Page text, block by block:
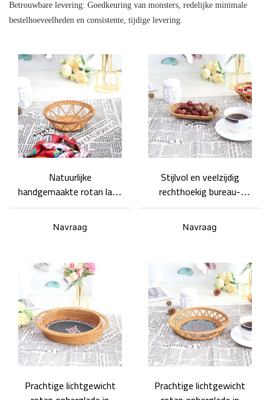
Betrouwbare levering: Goedkeuring van monsters, redelijke minimale
bestelhoeveelheden en consistente, tijdige levering.
Natuurlijke
handgemaakte rotan lade
ademende desktop kleine
fruitmand geweven lade
aanpasbaar
Navraag
Stijlvol en veelzijdig
rechthoekig bureau-
opbergblad van rotan,
duurzaam en mooi.
Navraag
Prachtige lichtgewicht
Prachtige lichtgewicht